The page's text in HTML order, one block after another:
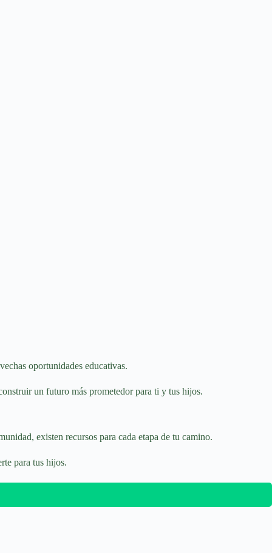
oportunidades educativas.
un futuro más prometedor para ti y tus hijos.
existen recursos para cada etapa de tu camino.
para tus hijos.